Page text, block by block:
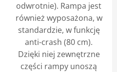
odwrotnie). Rampa jest
również wyposażona, w
standardzie, w funkcję
anti-crash (80 cm).
Dzięki niej zewnętrzne
części rampy unoszą